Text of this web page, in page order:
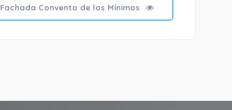
Fachada Convento de los Mínimos